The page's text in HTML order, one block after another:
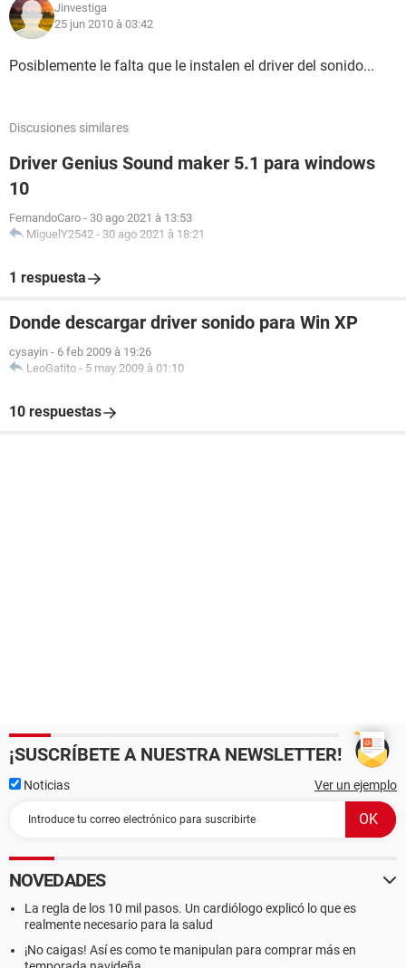
Jinvestiga
25 jun 2010 à 03:42
Posiblemente le falta que le instalen el driver del sonido...
Discusiones similares
Driver Genius Sound maker 5.1 para windows
10
FernandoCaro - 30 ago 2021 à 13:53
MiguelY2542 - 30 ago 2021 à 18:21
1 respuesta
Donde descargar driver sonido para Win XP
cysayin - 6 feb 2009 à 19:26
LeoGatito - 5 may 2009 à 01:10
10 respuestas
¡SUSCRÍBETE A NUESTRA NEWSLETTER!
Noticias Ver un ejemplo
NOVEDADES
La regla de los 10 mil pasos. Un cardiólogo explicó lo que es
realmente necesario para la salud
¡No caigas! Así es como te manipulan para comprar más en